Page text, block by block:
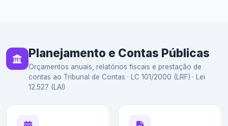
Planejamento e Contas Públicas
Orçamentos anuais, relatórios fiscais e prestação de
contas ao Tribunal de Contas · LC 101/2000 (LRF) · Lei
12.527 (LAI)